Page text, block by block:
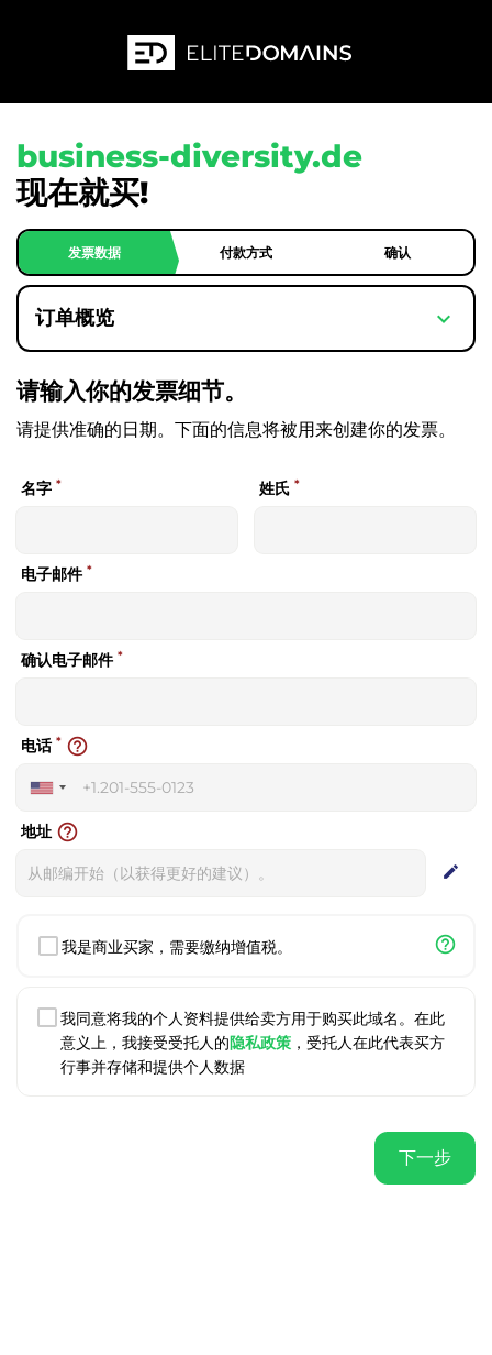
business-diversity.de
现在就买!
发票数据 付款方式 确认
订单概览 expand_more
请输入你的发票细节。
请提供准确的日期。下面的信息将被用来创建你的发票。
名字 * 姓氏 *
电子邮件 *
确认电子邮件 *
United
States
+1
电话 * help_outline
地址 help_outline
edit
我是商业买家，需要缴纳增值税。 help_outline
我同意将我的个人资料提供给卖方用于购买此域名。在此
意义上，我接受受托人的隐私政策 ，受托人在此代表买方
行事并存储和提供个人数据
下一步